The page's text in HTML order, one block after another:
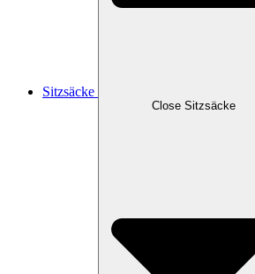
Sitzsäcke
Close Sitzsäcke